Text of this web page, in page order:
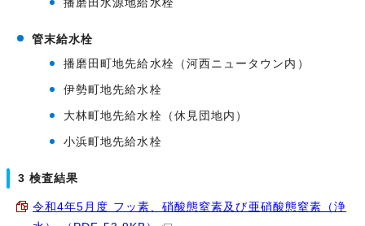
播磨田水源地給水栓
管末給水栓
播磨田町地先給水栓（河西ニュータウン内）
伊勢町地先給水栓
大林町地先給水栓（休見団地内）
小浜町地先給水栓
3 検査結果
令和4年5月度 フッ素、硝酸態窒素及び亜硝酸態窒素（浄